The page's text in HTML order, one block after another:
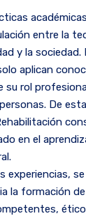
entre la
y la
aplican
su rol
De
en el
experiencias,
la formación